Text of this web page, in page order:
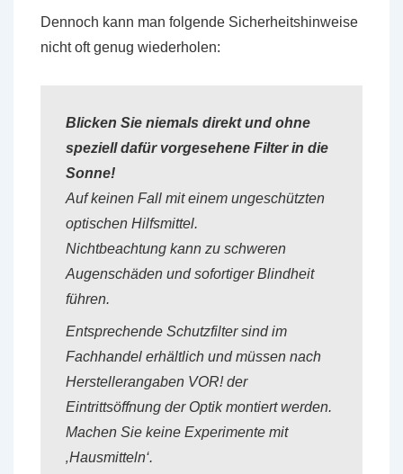
Dennoch kann man folgende Sicherheitshinweise
nicht oft genug wiederholen:
Blicken Sie niemals direkt und ohne
speziell dafür vorgesehene Filter in die
Sonne!
Auf keinen Fall mit einem ungeschützten
optischen Hilfsmittel.
Nichtbeachtung kann zu schweren
Augenschäden und sofortiger Blindheit
führen.
Entsprechende Schutzfilter sind im
Fachhandel erhältlich und müssen nach
Herstellerangaben VOR! der
Eintrittsöffnung der Optik montiert werden.
Machen Sie keine Experimente mit
‚Hausmitteln‘.